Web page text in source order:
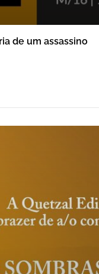
de um assassino